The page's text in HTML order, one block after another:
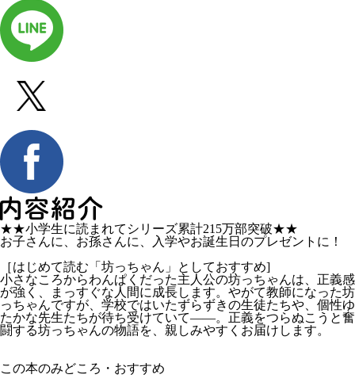
★★小学生に読まれてシリーズ累計215万部突破★★
お子さんに、お孫さんに、入学やお誕生日のプレゼントに！
［はじめて読む「坊っちゃん」としておすすめ]
小さなころからわんぱくだった主人公の坊っちゃんは、正義感
が強く、まっすぐな人間に成長します。やがて教師になった坊
っちゃんですが、学校ではいたずらずきの生徒たちや、個性ゆ
たかな先生たちが待ち受けていて――。正義をつらぬこうと奮
闘する坊っちゃんの物語を、親しみやすくお届けします。
この本のみどころ・おすすめ